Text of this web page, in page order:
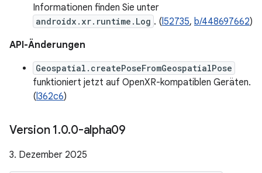
Informationen finden Sie unter
androidx.xr.runtime.Log . (l52735, b/448697662)
API-Änderungen
Geospatial.createPoseFromGeospatialPose
funktioniert jetzt auf OpenXR-kompatiblen Geräten.
(l362c6)
Version 1.0.0-alpha09
3. Dezember 2025